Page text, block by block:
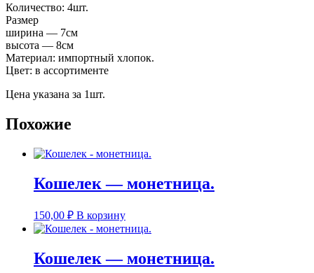
Количество: 4шт.
Размер
ширина — 7см
высота — 8см
Материал: импортный хлопок.
Цвет: в ассортименте
Цена указана за 1шт.
Похожие
Кошелек — монетница.
150,00 ₽ В корзину
Кошелек — монетница.